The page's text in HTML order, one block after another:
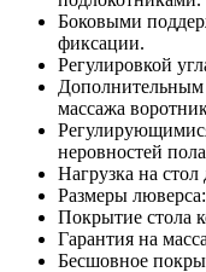
Боковыми
фиксации.
Регулировкой
массажа
неровностей
Нагрузка на стол
Размеры
Покрытие стола
Гарантия на
Бесшовное